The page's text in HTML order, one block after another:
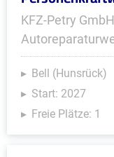
KFZ-Petry
Bell (Hunsrück)
Start: 2027
Freie Plätze: 1